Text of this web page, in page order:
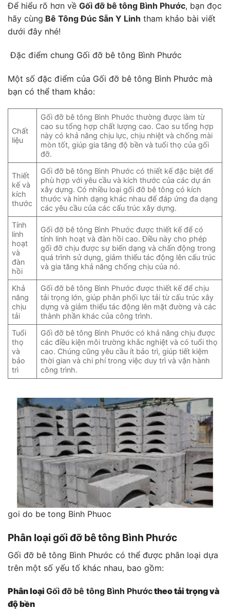
Để hiểu rõ hơn về Gối đỡ bê tông Bình Phước, bạn đọc
hãy cùng Bê Tông Đúc Sẵn Y Linh tham khảo bài viết
dưới đây nhé!
Đặc điểm chung Gối đỡ bê tông Bình Phước
Một số đặc điểm của Gối đỡ bê tông Bình Phước mà
bạn có thể tham khảo:
Chất
liệu
Gối đỡ bê tông Bình Phước thường được làm từ
cao su tổng hợp chất lượng cao. Cao su tổng hợp
này có khả năng chịu lực, chịu nhiệt và chống mài
mòn tốt, giúp gia tăng độ bền và tuổi thọ của gối
đỡ.
Thiết
kế và
kích
thước
Gối đỡ bê tông Bình Phước có thiết kế đặc biệt để
phù hợp với yêu cầu và kích thước của các dự án
xây dựng. Có nhiều loại gối đỡ bê tông có kích
thước và hình dạng khác nhau để đáp ứng đa dạng
các yêu cầu của các cấu trúc xây dựng.
Tính
linh
hoạt
và
đàn
hồi
Gối đỡ bê tông Bình Phước được thiết kế để có
tính linh hoạt và đàn hồi cao. Điều này cho phép
gối đỡ chịu được sự biến dạng và chấn động trong
quá trình sử dụng, giảm thiểu tác động lên cấu trúc
và gia tăng khả năng chống chịu của nó.
Khả
năng
chịu
tải
Gối đỡ bê tông Bình Phước được thiết kế để chịu
tải trọng lớn, giúp phân phối lực tải từ cấu trúc xây
dựng và giảm thiểu tác động lên mặt đường và các
thành phần khác của công trình.
Tuổi
thọ
và
bảo
trì
Gối đỡ bê tông Bình Phước có khả năng chịu được
các điều kiện môi trường khắc nghiệt và có tuổi thọ
cao. Chúng cũng yêu cầu ít bảo trì, giúp tiết kiệm
thời gian và chi phí trong việc duy trì và vận hành
công trình.
goi do be tong Binh Phuoc
Phân loại gối đỡ bê tông Bình Phước
Gối đỡ bê tông Bình Phước có thể được phân loại dựa
trên một số yếu tố khác nhau, bao gồm:
Phân loại Gối đỡ bê tông Bình Phướctheo tải trọng và
độ bền